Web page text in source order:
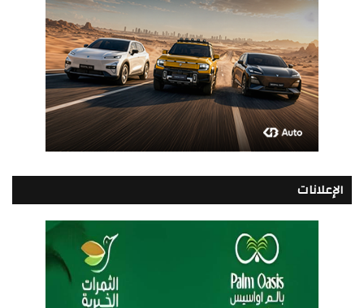
الإعلانات